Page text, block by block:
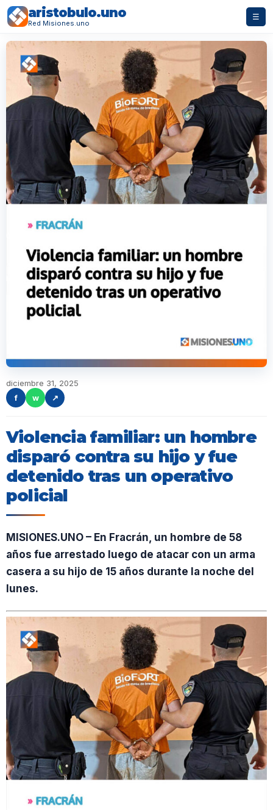
aristobulo.uno
Red Misiones.uno
☰
diciembre 31, 2025
f
w ↗
Violencia familiar: un hombre
disparó contra su hijo y fue
detenido tras un operativo
policial
MISIONES.UNO – En Fracrán, un hombre de 58
años fue arrestado luego de atacar con un arma
casera a su hijo de 15 años durante la noche del
lunes.